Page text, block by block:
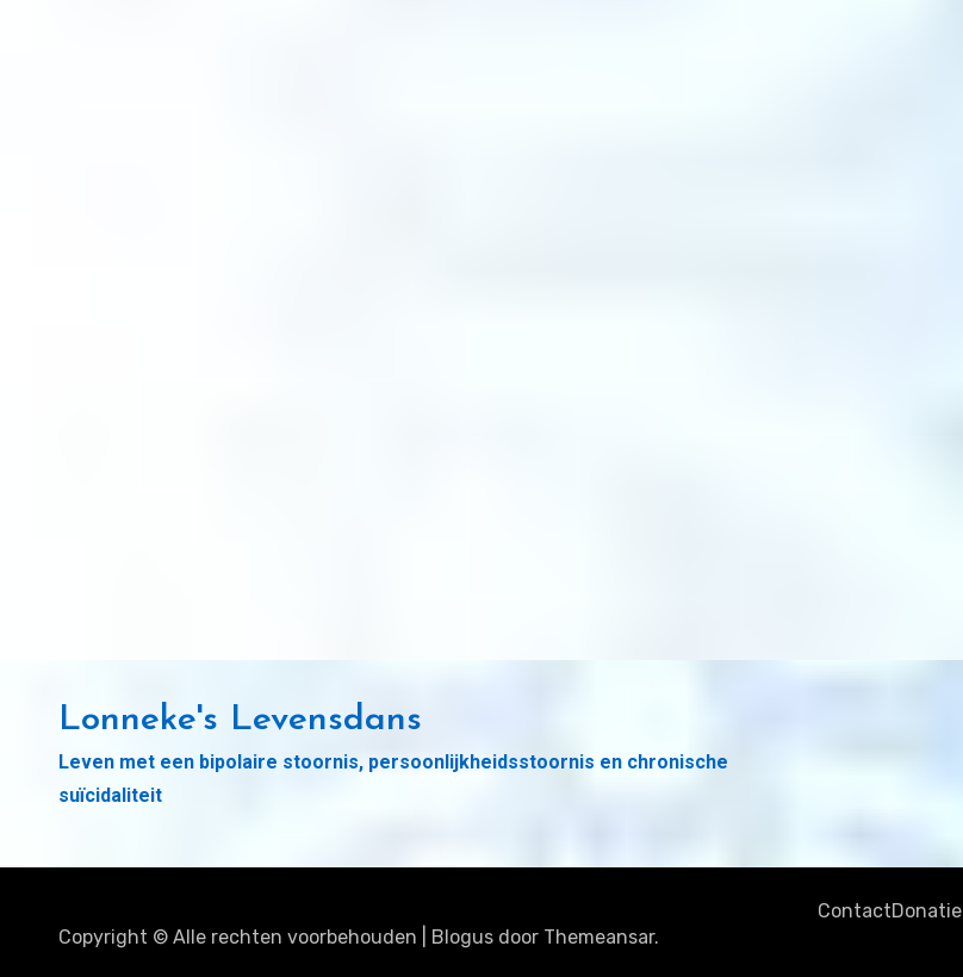
Lonneke's Levensdans
Leven met een bipolaire stoornis, persoonlijkheidsstoornis en chronische
suïcidaliteit
Copyright © Alle rechten voorbehouden Blogus door Themeansar.
Contact